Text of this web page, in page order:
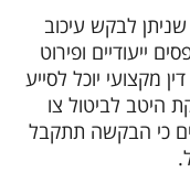
לבקש עיכוב
ייעודיים ופירוט
מקצועי יוכל לסייע
היטב לביטול צו
כי הבקשה תתקבל